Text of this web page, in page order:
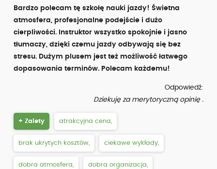
Bardzo polecam tę szkołę nauki jazdy! Świetna
atmosfera, profesjonalne podejście i dużo
cierpliwości. Instruktor wszystko spokojnie i jasno
tłumaczy, dzięki czemu jazdy odbywają się bez
stresu. Dużym plusem jest też możliwość łatwego
dopasowania terminów. Polecam każdemu!
Odpowiedź:
Dziekuję za merytoryczną opinię .
+ Zalety atrakcyjna cena,
brak ukrytych kosztów, ciekawe wykłady,
dobra atmosfera, dobra organizacja,